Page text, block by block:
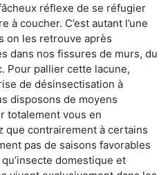
réflexe de se réfugier
à coucher. C’est autant l’une
on les retrouve après
dans nos fissures de murs, du
Pour pallier cette lacune,
de désinsectisation à
disposons de moyens
totalement vous en
que contrairement à certains
pas de saisons favorables
domestique et